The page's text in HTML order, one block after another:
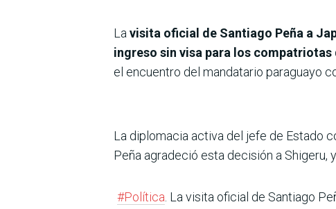
La visita oficial de Santiago Peña a
ingreso sin visa para los compatriotas
el encuentro del mandatario paraguayo
La diplomacia activa del jefe de Estado
Peña agradeció esta decisión a
#Política . La visita oficial de Santiago